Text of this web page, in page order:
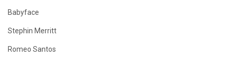
Babyface
Stephin Merritt
Romeo Santos